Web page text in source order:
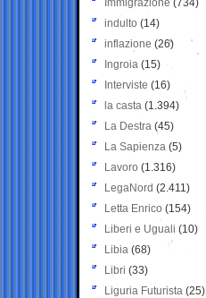
Immigrazione (734)
indulto (14)
inflazione (26)
Ingroia (15)
Interviste (16)
la casta (1.394)
La Destra (45)
La Sapienza (5)
Lavoro (1.316)
LegaNord (2.411)
Letta Enrico (154)
Liberi e Uguali (10)
Libia (68)
Libri (33)
Liguria Futurista (25)